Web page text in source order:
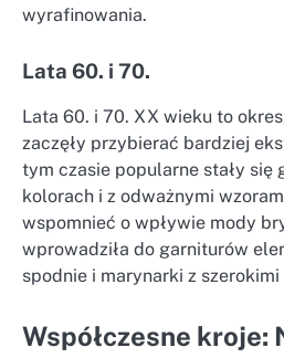
wyrafinowania.
Lata 60. i 70.
Lata 60. i 70. XX wieku to
zaczęły przybierać bardziej
tym czasie popularne stały się
kolorach i z odważnymi
wspomnieć o wpływie mody
wprowadziła do garniturów
spodnie i marynarki z
Współczesne kroje: